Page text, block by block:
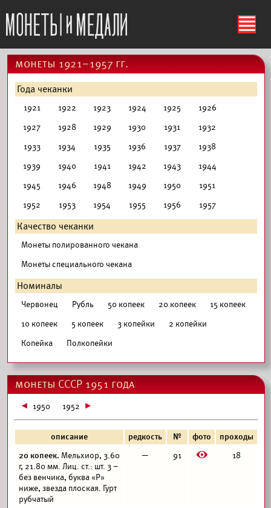
ś
монеты 1921–1957 гг.
Года чеканки
1921 1922 1923 1924 1925
1926
1927
1928 1929 1930 1931
1932
1933
1934 1935 1936 1937
1938
1939
1940 1941 1942 1943
1944
1945
1946 1948 1949 1950
1951
1952
1953 1954 1955 1956 1957
Качество чеканки
Монеты полированного чекана
Монеты специального чекана
Номиналы
Червонец Рубль 50 копеек 20 копеек
15 копеек
10 копеек
5 копеек 3 копейки
2 копейки
Копейка
Полкопейки
монеты СССР 1951 года
1950 1952
описание редкость № фото
проходы
20 копеек. Мельхиор, 3.60
г, 21.80 мм. Лиц. ст.: шт. 3 –
без венчика, буква «Р»
ниже, звезда плоская. Гурт
рубчатый
— 91 E 18